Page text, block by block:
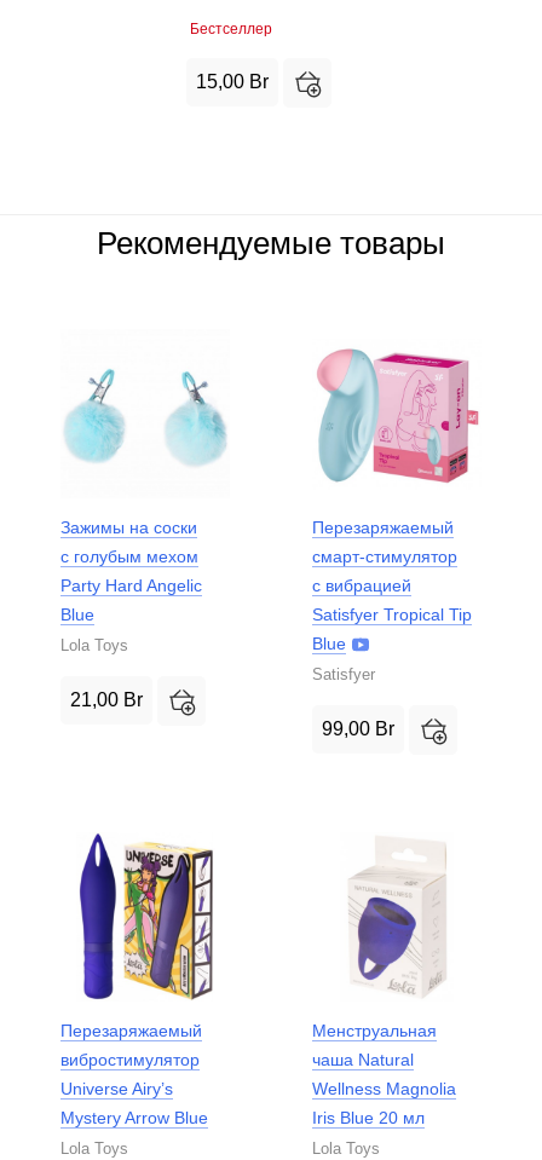
Бестселлер
15,00 Br
Рекомендуемые товары
Зажимы на соски
с голубым мехом
Party Hard Angelic
Blue
Lola Toys
21,00 Br
Перезаряжаемый
смарт-стимулятор
с вибрацией
Satisfyer Tropical Tip
Blue
Satisfyer
99,00 Br
Перезаряжаемый
вибростимулятор
Universe Airy’s
Mystery Arrow Blue
Lola Toys
Менструальная
чаша Natural
Wellness Magnolia
Iris Blue 20 мл
Lola Toys